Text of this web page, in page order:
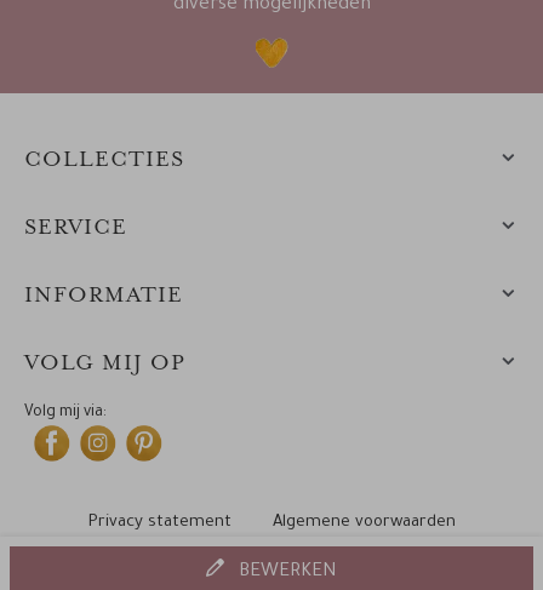
BEWERKEN
diverse mogelijkheden
COLLECTIES
SERVICE
INFORMATIE
VOLG MIJ OP
Volg mij via:
Privacy statement
Algemene voorwaarden
Cookiebeleid
© 2010-2025 Leintjes